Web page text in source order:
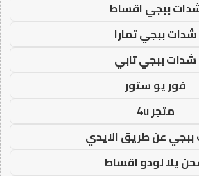
ببجي اقساط
شدات ببجي تمارا
شدات ببجي تابي
فور يو ستور
متجر 4u
عن طريق الايدي
يلا لودو اقساط